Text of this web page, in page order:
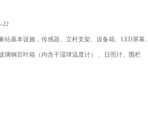
22
站基本设施，传感器、立杆支架、设备箱、LED屏幕、
璃钢百叶箱（内含干湿球温度计） 、日照计、围栏